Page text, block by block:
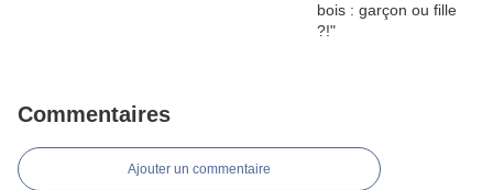
Commentaires
Ajouter un commentaire